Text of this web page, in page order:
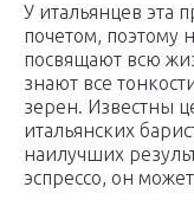
У итальянцев эта
почетом, поэтому
посвящают всю
знают все
зерен. Известны
итальянских
наилучших
эспрессо, он